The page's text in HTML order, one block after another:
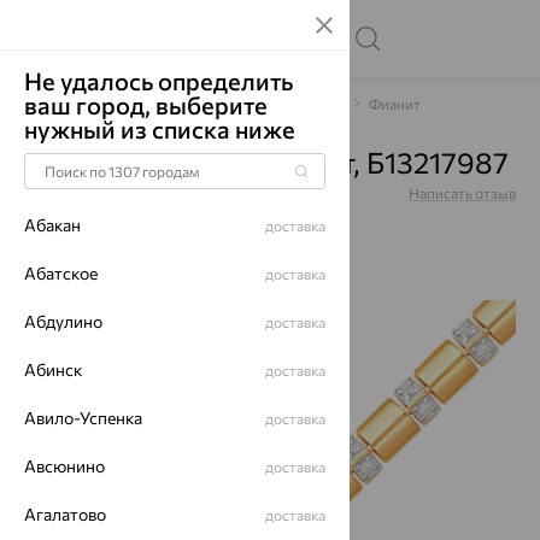
Главная Каталог Браслеты декоративные Фианит
Браслет, золото, фианит, Б13217987
Артикул:Б13217987 Написать отзыв
Не удалось определить
ваш город, выберите
нужный из списка ниже
Абакан доставка
Абатское доставка
Абдулино доставка
Абинск доставка
Авило-Успенка доставка
Авсюнино доставка
Агалатово доставка